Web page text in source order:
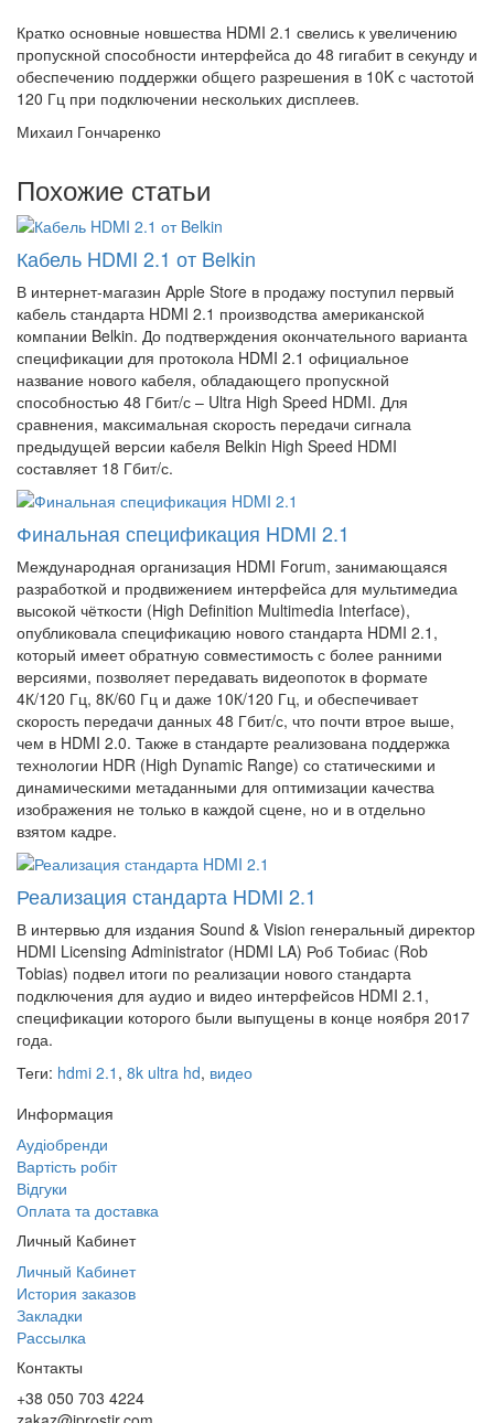
Кратко основные новшества HDMI 2.1 свелись к увеличению
пропускной способности интерфейса до 48 гигабит в секунду и
обеспечению поддержки общего разрешения в 10K с частотой
120 Гц при подключении нескольких дисплеев.
Михаил Гончаренко
Похожие статьи
Кабель HDMI 2.1 от Belkin
В интернет-магазин Apple Store в продажу поступил первый
кабель стандарта HDMI 2.1 производства американской
компании Belkin. До подтверждения окончательного варианта
спецификации для протокола HDMI 2.1 официальное
название нового кабеля, обладающего пропускной
способностью 48 Гбит/с – Ultra High Speed HDMI. Для
сравнения, максимальная скорость передачи сигнала
предыдущей версии кабеля Belkin High Speed HDMI
составляет 18 Гбит/с.
Финальная спецификация HDMI 2.1
Международная организация HDMI Forum, занимающаяся
разработкой и продвижением интерфейса для мультимедиа
высокой чёткости (High Definition Multimedia Interface),
опубликовала спецификацию нового стандарта HDMI 2.1,
который имеет обратную совместимость с более ранними
версиями, позволяет передавать видеопоток в формате
4К/120 Гц, 8К/60 Гц и даже 10К/120 Гц, и обеспечивает
скорость передачи данных 48 Гбит/с, что почти втрое выше,
чем в HDMI 2.0. Также в стандарте реализована поддержка
технологии HDR (High Dynamic Range) со статическими и
динамическими метаданными для оптимизации качества
изображения не только в каждой сцене, но и в отдельно
взятом кадре.
Реализация стандарта HDMI 2.1
В интервью для издания Sound & Vision генеральный директор
HDMI Licensing Administrator (HDMI LA) Роб Тобиас (Rob
Tobias) подвел итоги по реализации нового стандарта
подключения для аудио и видео интерфейсов HDMI 2.1,
спецификации которого были выпущены в конце ноября 2017
года.
Теги: hdmi 2.1 , 8k ultra hd, видео
Информация
Аудіобренди
Вартість робіт
Відгуки
Оплата та доставка
Личный Кабинет
Личный Кабинет
История заказов
Закладки
Рассылка
Контакты
+38 050 703 4224